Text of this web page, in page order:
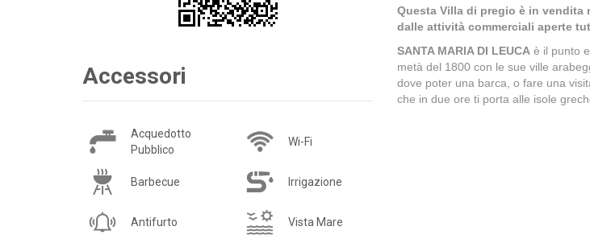
Accessori
Acquedotto
Pubblico
Wi-Fi
Barbecue Irrigazione
Antifurto Vista Mare
Questa Villa di pregio è in vendita
dalle attività commerciali aperte
SANTA MARIA DI LEUCA è il punto
metà del 1800 con le sue ville
dove poter una barca, o fare una
che in due ore ti porta alle isole